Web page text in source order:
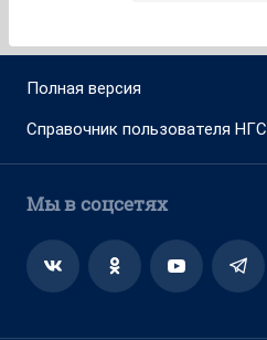
Полная версия
Справочник пользователя НГС
Мы в соцсетях